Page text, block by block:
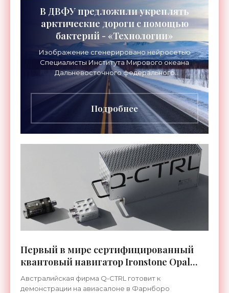
В ДВФУ предложили укреплять
арктические дороги с помощью
бактерий - «Технологии»
Изображение сгенерировано нейросетью
Специалисты Института Мирового океана
Дальневосточного федерального
университета (ДВФУ) предложили
перспективный способ упрочнения грунтов,
который
Подробнее
Первый в мире сертифицированный
квантовый навигатор Ironstone Opal
работает без спутников GPS -
«Технологии»
Австралийская фирма Q-CTRL готовит к
демонстрации на авиасалоне в Фарнборо